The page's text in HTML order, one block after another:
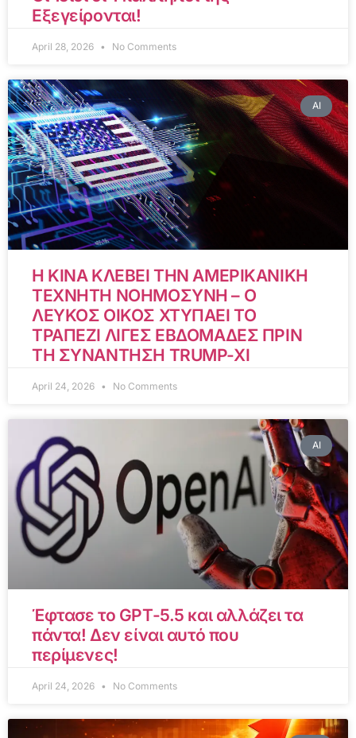
Εξεγείρονται!
April 28, 2026 No Comments
AI
Η ΚΙΝΑ ΚΛΕΒΕΙ ΤΗΝ ΑΜΕΡΙΚΑΝΙΚΗ
ΤΕΧΝΗΤΗ ΝΟΗΜΟΣΥΝΗ – Ο
ΛΕΥΚΟΣ ΟΙΚΟΣ ΧΤΥΠΑΕΙ ΤΟ
ΤΡΑΠΕΖΙ ΛΙΓΕΣ ΕΒΔΟΜΑΔΕΣ ΠΡΙΝ
ΤΗ ΣΥΝΑΝΤΗΣΗ TRUMP-XI
April 24, 2026 No Comments
AI
Έφτασε το GPT-5.5 και αλλάζει τα
πάντα! Δεν είναι αυτό που
περίμενες!
April 24, 2026 No Comments